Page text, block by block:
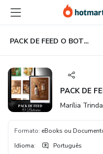
para
conteúdo
principal
para
pagamento
para
rodapé
PACK DE FEED O BOTICÁRIO - PLR
PACK DE
Marília
Formato: eBooks ou
Idioma: Português